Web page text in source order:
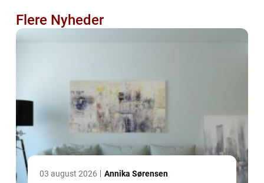
Flere Nyheder
03 august 2026 Annika Sørensen